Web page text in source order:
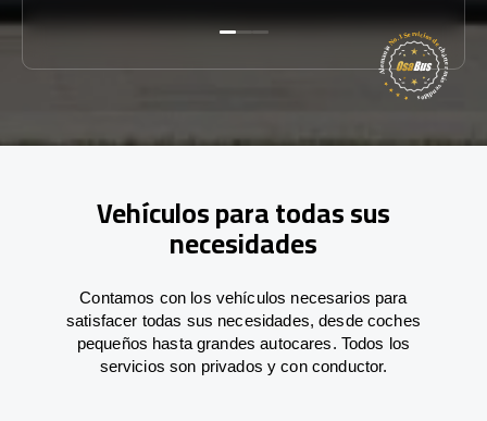
Vehículos para todas sus
necesidades
Contamos con los vehículos necesarios para
satisfacer todas sus necesidades, desde coches
pequeños hasta grandes autocares. Todos los
servicios son privados y con conductor.